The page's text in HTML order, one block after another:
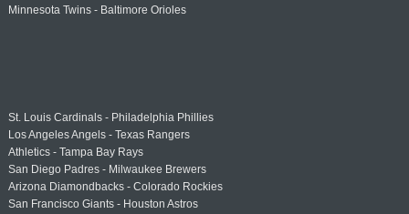
Minnesota Twins - Baltimore Orioles
St. Louis Cardinals - Philadelphia Phillies
Los Angeles Angels - Texas Rangers
Athletics - Tampa Bay Rays
San Diego Padres - Milwaukee Brewers
Arizona Diamondbacks - Colorado Rockies
San Francisco Giants - Houston Astros